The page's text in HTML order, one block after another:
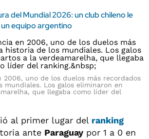
del Mundial 2026: un club chileno le
un equipo argentino
2006, uno de los duelos más recordados
mundiales. Los galos eliminaron en
que llegaba como líder del
al primer lugar del ranking
ante Paraguay por 1 a 0 en